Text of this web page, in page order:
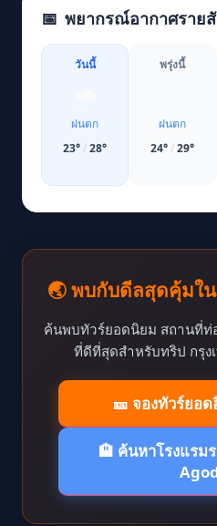
📅 พยากรณ์อากาศราย
วันนี้
ฝนตก
23°/28°
พรุ่งนี้
ฝนตก
24°/29°
🌏 พบกับดีลสุดคุ้มใ
ค้นพบทัวร์ยอดนิยม สถานที่ท่
ที่ดีที่สุดสำหรับทริป กรุ
🎫 จองทัวร์ยอ
🏨 ค้นหาโรงแรม